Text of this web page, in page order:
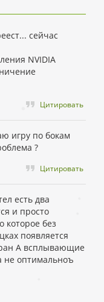
сейчас
NVIDIA
Цитировать
игру по бокам
?
Цитировать
есть два
и просто
которое без
появляется
А всплывающие
не оптимальноъ